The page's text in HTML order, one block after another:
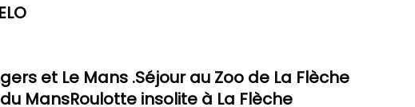
et Le Mans .Séjour au Zoo de La Flèche
MansRoulotte insolite à La Flèche